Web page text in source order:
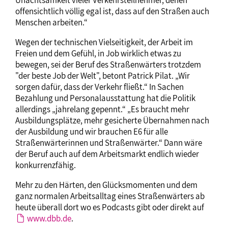
offensichtlich völlig egal ist, dass auf den Straßen auch
Menschen arbeiten.“
Wegen der technischen Vielseitigkeit, der Arbeit im
Freien und dem Gefühl, in Job wirklich etwas zu
bewegen, sei der Beruf des Straßenwärters trotzdem
"der beste Job der Welt", betont Patrick Pilat. „Wir
sorgen dafür, dass der Verkehr fließt.“ In Sachen
Bezahlung und Personalausstattung hat die Politik
allerdings „jahrelang gepennt.“ „Es braucht mehr
Ausbildungsplätze, mehr gesicherte Übernahmen nach
der Ausbildung und wir brauchen E6 für alle
Straßenwärterinnen und Straßenwärter.“ Dann wäre
der Beruf auch auf dem Arbeitsmarkt endlich wieder
konkurrenzfähig.
Mehr zu den Härten, den Glücksmomenten und dem
ganz normalen Arbeitsalltag eines Straßenwärters ab
heute überall dort wo es Podcasts gibt oder direkt auf
www.dbb.de.